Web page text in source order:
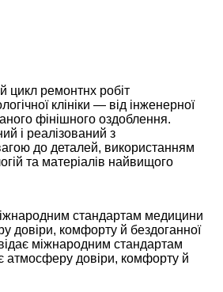
цикл ремонтнх робіт
клініки — від інженерної
фінішного оздоблення.
і реалізований з
до деталей, використанням
та матеріалів найвищого
стандартам медицини
довіри, комфорту й бездоганної
міжнародним стандартам
довіри, комфорту й